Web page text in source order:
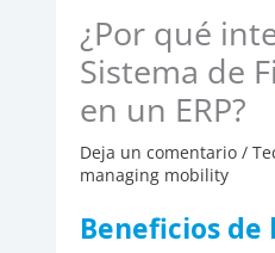
¿Por qué
Sistema de
en un ERP?
Deja un comentario /
managing mobility
Beneficios